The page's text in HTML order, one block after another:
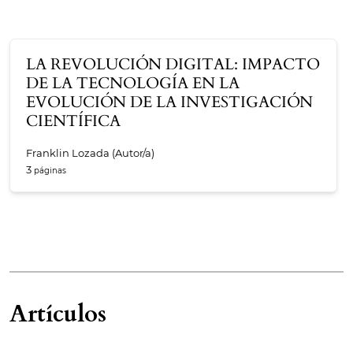
LA REVOLUCIÓN DIGITAL: IMPACTO
DE LA TECNOLOGÍA EN LA
EVOLUCIÓN DE LA INVESTIGACIÓN
CIENTÍFICA
Franklin Lozada (Autor/a)
3
Artículos